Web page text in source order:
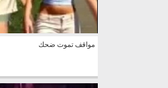
مواقف تموت ضحك